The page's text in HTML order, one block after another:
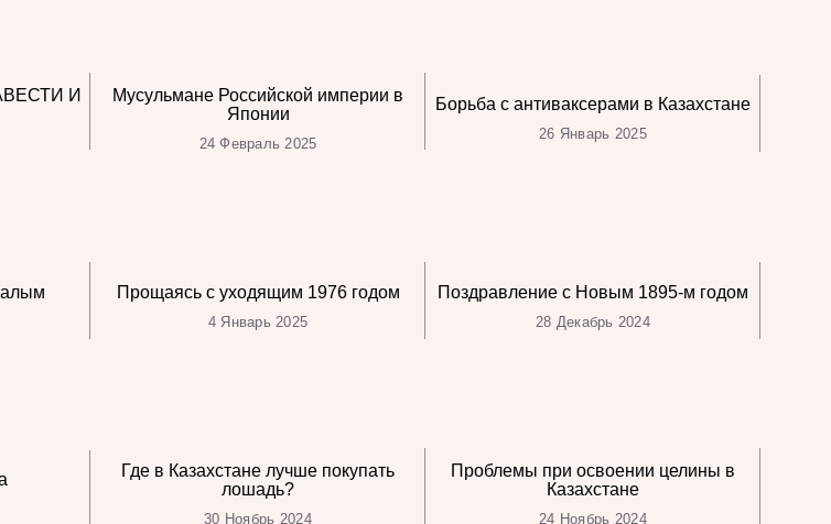
И
Мусульмане Российской империи в
Японии
24 Февраль 2025
Борьба с антиваксерами в Казахстане
26 Январь 2025
Прощаясь с уходящим 1976 годом
4 Январь 2025
Поздравление с Новым 1895-м годом
28 Декабрь 2024
Где в Казахстане лучше покупать
лошадь?
30 Ноябрь 2024
Проблемы при освоении целины в
Казахстане
24 Ноябрь 2024